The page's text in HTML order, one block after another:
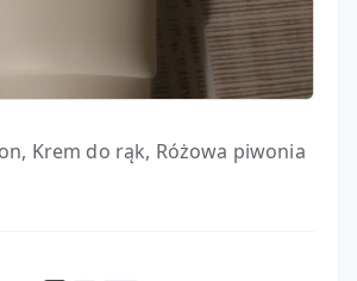
Krem do rąk, Różowa piwonia